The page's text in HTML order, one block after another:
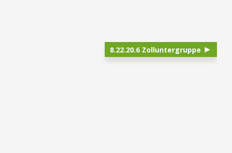
8.22.20.6 Zolluntergruppe